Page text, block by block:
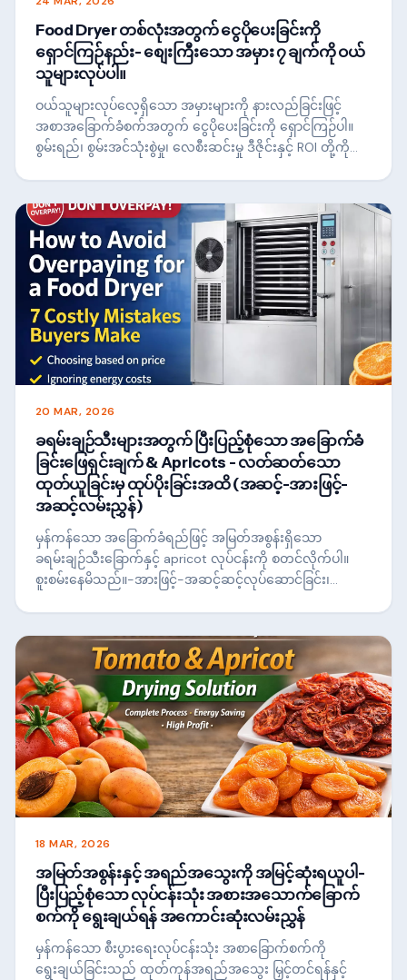
Food Dryer တစ်လုံးအတွက် ငွေပိုပေးခြင်းကို
ရှောင်ကြဉ်နည်း- စျေးကြီးသော အမှား ၇ ချက်ကို ဝယ်
သူများလုပ်ပါ။
ဝယ်သူများလုပ်လေ့ရှိသော အမှားများကို နားလည်ခြင်းဖြင့်
အစာအခြောက်ခံစက်အတွက် ငွေပိုပေးခြင်းကို ရှောင်ကြဉ်ပါ။
စွမ်းရည်၊ စွမ်းအင်သုံးစွဲမှု၊ လေစီးဆင်းမှု ဒီဇိုင်းနှင့် ROI တို့ကို
ရင်းနှီးမြှုပ်နှံမှုတစ်ခုပြုလုပ်ရန်နှင့် သင့်အမြတ်အစွန်းများကို မြှင့်
တင်ရန် ကူညီပေးသည်။
20 MAR, 2026
ခရမ်းချဉ်သီးများအတွက် ပြီးပြည့်စုံသော အခြောက်ခံ
ခြင်းဖြေရှင်းချက် & Apricots - လတ်ဆတ်သော
ထုတ်ယူခြင်းမှ ထုပ်ပိုးခြင်းအထိ (အဆင့်-အားဖြင့်-
အဆင့်လမ်းညွှန်)
မှန်ကန်သော အခြောက်ခံရည်ဖြင့် အမြတ်အစွန်းရှိသော
ခရမ်းချဉ်သီးခြောက်နှင့် apricot လုပ်ငန်းကို စတင်လိုက်ပါ။
စူးစမ်းနေမိသည်။-အားဖြင့်-အဆင့်ဆင့်လုပ်ဆောင်ခြင်း၊
18 MAR, 2026
အမြတ်အစွန်းနှင့် အရည်အသွေးကို အမြင့်ဆုံးရယူပါ-
ပြီးပြည့်စုံသော လုပ်ငန်းသုံး အစားအသောက်ခြောက်
စက်ကို ရွေးချယ်ရန် အကောင်းဆုံးလမ်းညွှန်
မှန်ကန်သော စီးပွားရေးလုပ်ငန်းသုံး အစာခြောက်စက်ကို
ရွေးချယ်ခြင်းသည် ထုတ်ကုန်အရည်အသွေး မြှင့်တင်ရန်နှင့်